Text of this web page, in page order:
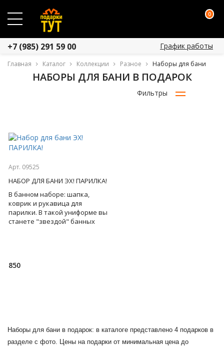
0
+7 (985) 291 59 00 График работы
Главная Каталог Коллекции Разное Наборы для бани
НАБОРЫ ДЛЯ БАНИ В ПОДАРОК
Фильтры
Арт. 09525
НАБОР ДЛЯ БАНИ ЭХ! ПАРИЛКА!
В банном наборе: шапка,
коврик и рукавица для
парилки. В такой униформе вы
станете "звездой" банных
850
Наборы для бани в подарок: в каталоге представлено 4 подарков в
разделе с фото. Цены на подарки от минимальная цена до